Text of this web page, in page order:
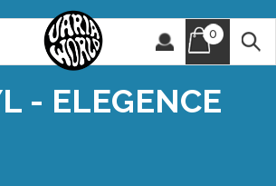
0
- ELEGENCE